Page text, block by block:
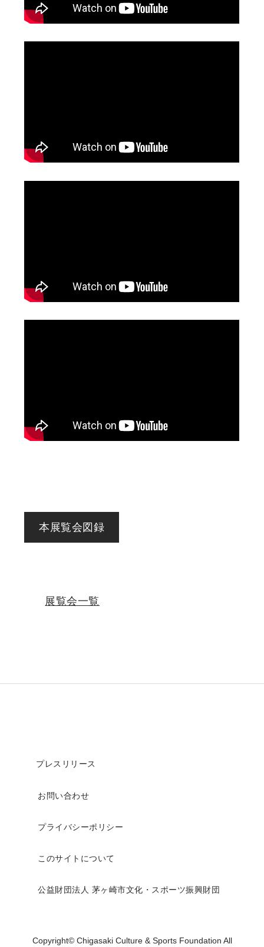
本展覧会図録
展覧会一覧
プレスリリース
お問い合わせ
プライバシーポリシー
このサイトについて
公益財団法人 茅ヶ崎市文化・スポーツ振興財団
Copyright© Chigasaki Culture & Sports Foundation All